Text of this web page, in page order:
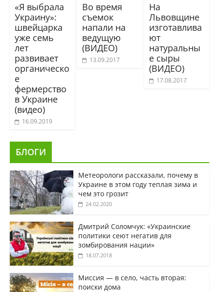
«Я выбрала
Украину»:
швейцарка
уже семь
лет
развивает
органическо
е
фермерство
в Украине
(видео)
16.09.2019
Во время
съемок
напали на
ведущую
(ВИДЕО)
13.09.2017
На
Львовщине
изготавлива
ют
натуральны
е сыры
(ВИДЕО)
17.08.2017
БЛОГИ
Метеорологи рассказали, почему в
Украине в этом году теплая зима и
чем это грозит
24.02.2020
Дмитрий Соломчук: «Украинские
политики сеют негатив для
зомбирования нации»
18.07.2018
Миссия — в село, часть вторая:
поиски дома